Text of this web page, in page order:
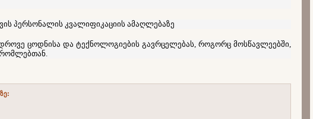
პერსონალის კვალიფიკაციის ამაღლებაზე
ცოდნისა და ტექნოლოგიების გავრცელებას, როგორც მოსწავლეებში,